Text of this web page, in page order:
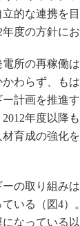
的な連携を
年度の方針に
所の再稼働
わらず、も
計画を推進す
年度以降
育成の強化
の取り組み
いる（図4）
なっている